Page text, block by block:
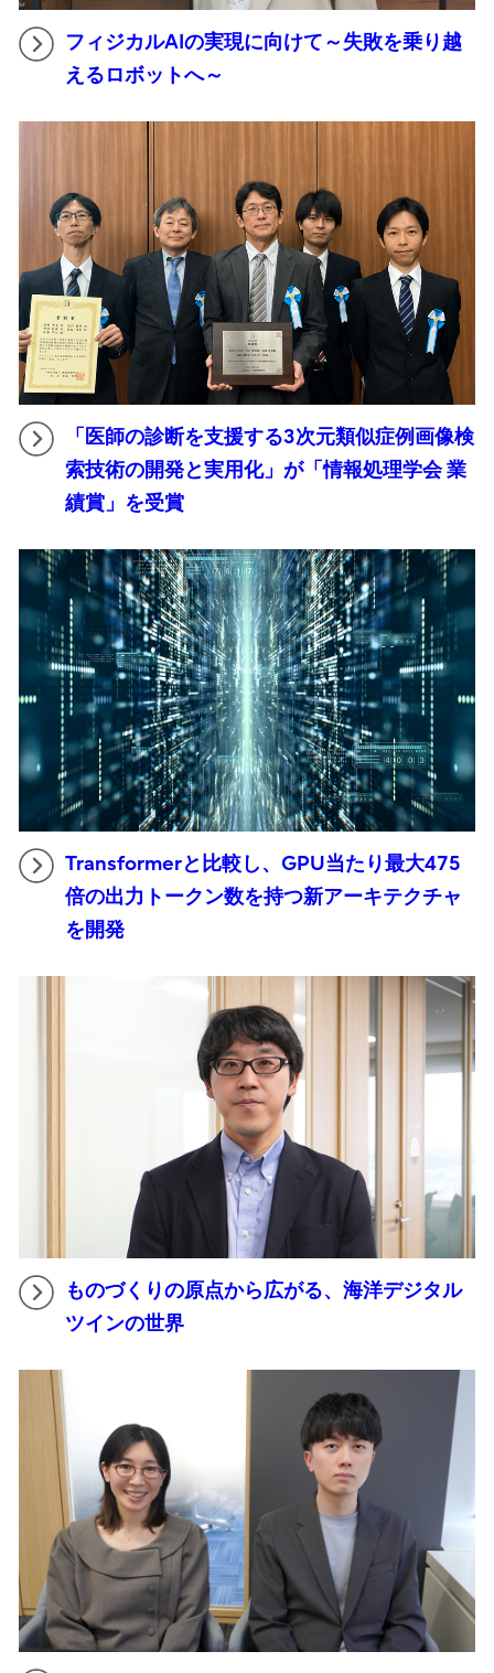
フィジカルAIの実現に向けて～失敗を乗り越
えるロボットへ～
「医師の診断を支援する3次元類似症例画像検
索技術の開発と実用化」が「情報処理学会 業
績賞」を受賞
Transformerと比較し、GPU当たり最大475
倍の出力トークン数を持つ新アーキテクチャ
を開発
ものづくりの原点から広がる、海洋デジタル
ツインの世界